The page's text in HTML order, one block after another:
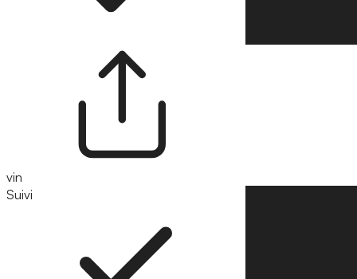
vin
Suivi